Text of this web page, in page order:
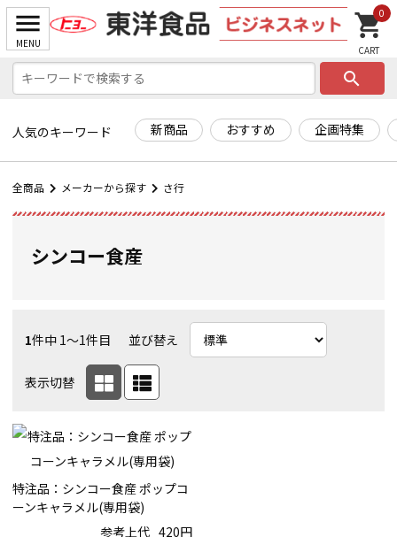
search
人気のキーワード 新商品 おすすめ 企画特集
0
全商品 メーカーから探す さ行
シンコー食産
1件中 1〜1件目 並び替え
表示切替
特注品：シンコー食産 ポップコ
ーンキャラメル(専用袋)
参考上代 420円